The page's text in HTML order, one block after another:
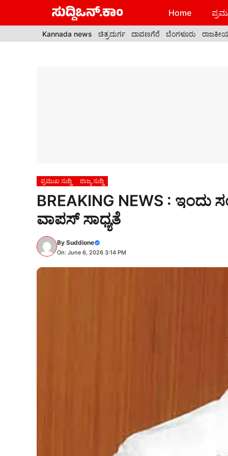
Home
Kannada news ಚಿತ್ರದುರ್ಗ ದಾವಣಗೆರೆ ಬೆಂಗಳೂರು
ಪ್ರಮುಖ ಸುದ್ದಿ ರಾಜ್ಯ ಸುದ್ದಿ
BREAKING NEWS :
ವಾಪಸ್ ಸಾಧ್ಯತೆ
By Suddione
On: June 6, 2026 3:14 PM